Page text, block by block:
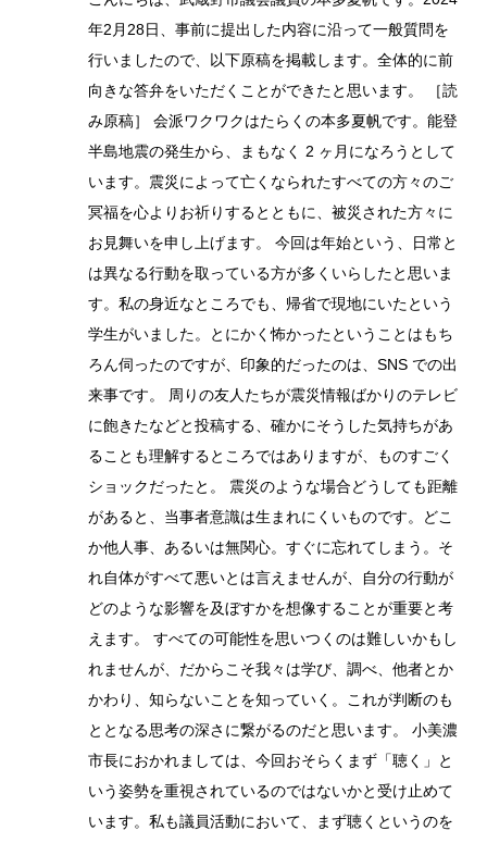
年2月28日、事前に提出した内容に沿って一般質問を
行いましたので、以下原稿を掲載します。全体的に前
向きな答弁をいただくことができたと思います。 ［読
み原稿］ 会派ワクワクはたらくの本多夏帆です。能登
半島地震の発生から、まもなく 2 ヶ月になろうとして
います。震災によって亡くなられたすべての方々のご
冥福を心よりお祈りするとともに、被災された方々に
お見舞いを申し上げます。 今回は年始という、日常と
は異なる行動を取っている方が多くいらしたと思いま
す。私の身近なところでも、帰省で現地にいたという
学生がいました。とにかく怖かったということはもち
ろん伺ったのですが、印象的だったのは、SNS での出
来事です。 周りの友人たちが震災情報ばかりのテレビ
に飽きたなどと投稿する、確かにそうした気持ちがあ
ることも理解するところではありますが、ものすごく
ショックだったと。 震災のような場合どうしても距離
があると、当事者意識は生まれにくいものです。どこ
か他人事、あるいは無関心。すぐに忘れてしまう。そ
れ自体がすべて悪いとは言えませんが、自分の行動が
どのような影響を及ぼすかを想像することが重要と考
えます。 すべての可能性を思いつくのは難しいかもし
れませんが、だからこそ我々は学び、調べ、他者とか
かわり、知らないことを知っていく。これが判断のも
ととなる思考の深さに繋がるのだと思います。 小美濃
市長におかれましては、今回おそらくまず「聴く」と
いう姿勢を重視されているのではないかと受け止めて
います。私も議員活動において、まず聴くというのを